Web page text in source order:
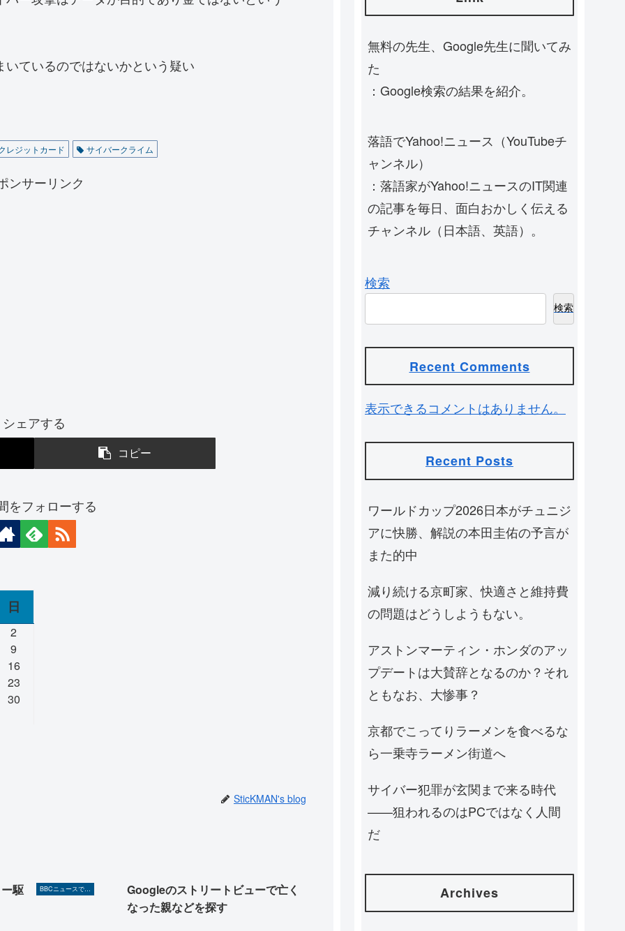
ているのではないかという疑い
レジットカード サイバークライム
ンサーリンク
シェアする
コピー
をフォローする
日
2
9
16
23
30
SticKMAN's blog
駆 BBCニュースで英語を勉強しよう（TOEIC対策に！）
Googleのストリートビューで亡く
なった親などを探す
無料の先生、Google先生に聞いてみ
た
：Google検索の結果を紹介。
落語でYahoo!ニュース（YouTubeチ
ャンネル）
：落語家がYahoo!ニュースのIT関連
の記事を毎日、面白おかしく伝える
チャンネル（日本語、英語）。
検索
検索
Recent Comments
表示できるコメントはありません。
Recent Posts
ワールドカップ2026日本がチュニジ
アに快勝、解説の本田圭佑の予言が
また的中
減り続ける京町家、快適さと維持費
の問題はどうしようもない。
アストンマーティン・ホンダのアッ
プデートは大賛辞となるのか？それ
ともなお、大惨事？
京都でこってりラーメンを食べるな
ら一乗寺ラーメン街道へ
サイバー犯罪が玄関まで来る時代
——狙われるのはPCではなく人間
だ
Archives